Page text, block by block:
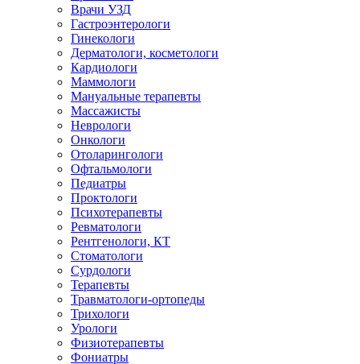
Врачи УЗД
Гастроэнтерологи
Гинекологи
Дерматологи, косметологи
Кардиологи
Маммологи
Мануальные терапевты
Массажисты
Неврологи
Онкологи
Отоларингологи
Офтальмологи
Педиатры
Проктологи
Психотерапевты
Ревматологи
Рентгенологи, КТ
Стоматологи
Сурдологи
Терапевты
Травматологи-ортопеды
Трихологи
Урологи
Физиотерапевты
Фониатры